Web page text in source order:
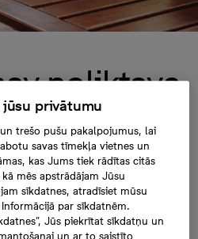
noliktava
atklāt
sezonu
māju ir grūti
– papildu telpas mājoklī,
privātumu
trešo pušu pakalpojumus, lai
savas tīmekļa vietnes un
kas Jums tiek rādītas citās
mēs apstrādājam Jūsu
sīkdatnes, atradīsiet mūsu
par sīkdatnēm.
Jūs piekrītat sīkdatņu un
un ar to saistīto